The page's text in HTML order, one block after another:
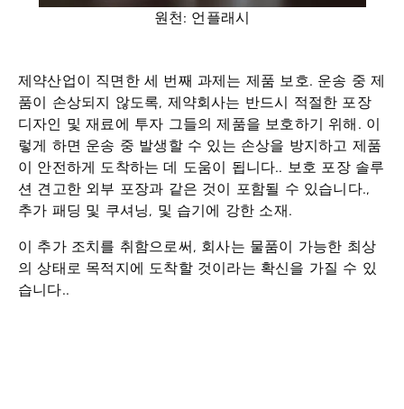
원천: 언플래시
제약산업이 직면한 세 번째 과제는 제품 보호. 운송 중 제
품이 손상되지 않도록, 제약회사는 반드시 적절한 포장
디자인 및 재료에 투자 그들의 제품을 보호하기 위해. 이
렇게 하면 운송 중 발생할 수 있는 손상을 방지하고 제품
이 안전하게 도착하는 데 도움이 됩니다.. 보호 포장 솔루
션 견고한 외부 포장과 같은 것이 포함될 수 있습니다.,
추가 패딩 및 쿠셔닝, 및 습기에 강한 소재.
이 추가 조치를 취함으로써, 회사는 물품이 가능한 최상
의 상태로 목적지에 도착할 것이라는 확신을 가질 수 있
습니다..